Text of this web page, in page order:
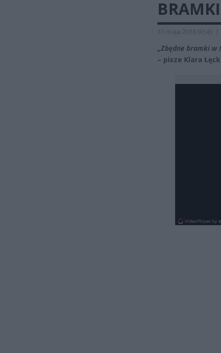
31 maja 2018 00:45 |
„Zbędne bramki w
– pisze Klara